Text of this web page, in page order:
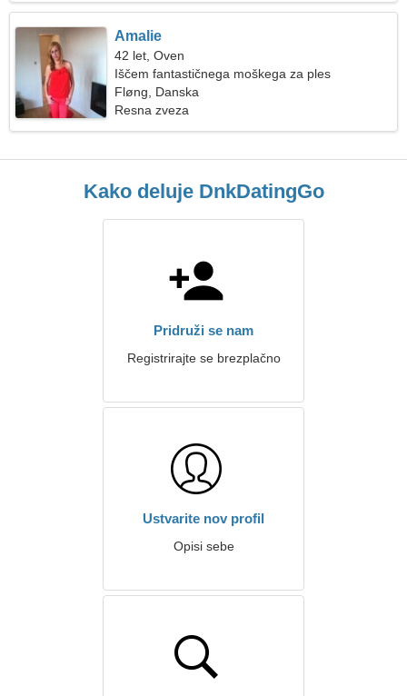
Amalie
42 let, Oven
Iščem fantastičnega moškega za ples
Fløng, Danska
Resna zveza
Kako deluje DnkDatingGo
Pridruži se nam
Registrirajte se brezplačno
Ustvarite nov profil
Opisi sebe